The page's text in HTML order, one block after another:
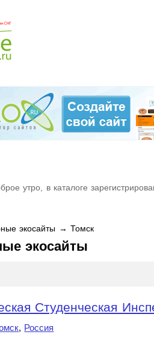
утро, в каталоге
экосайты → Томск
экосайты
Студенческая
, Россия